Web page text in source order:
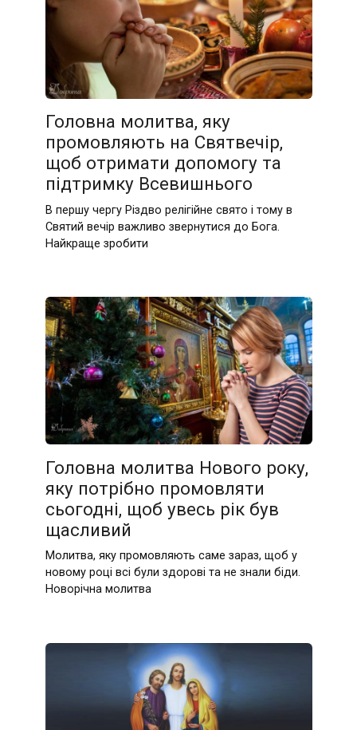
Головна молитва, яку
промовляють на Святвечір,
щоб отримати допомогу та
підтримку Всевишнього
В першу чергу Різдво релігійне свято і тому в
Святий вечір важливо звернутися до Бога.
Найкраще зробити
Головна молитва Нового року,
яку потрібно промовляти
сьогодні, щоб увесь рік був
щасливий
Молитва, яку промовляють саме зараз, щоб у
новому році всі були здорові та не знали біди.
Новорічна молитва